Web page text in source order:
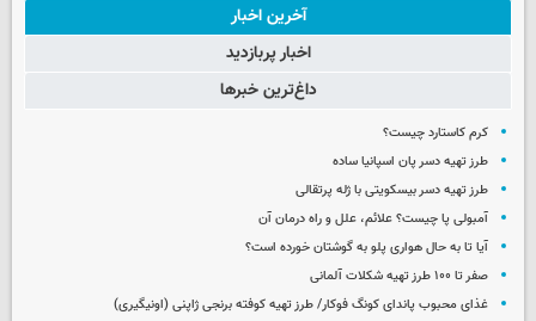
آخرین اخبار
اخبار پربازدید
داغ‌ترین خبرها
کرم کاستارد چیست؟
طرز تهیه دسر پان اسپانیا ساده
طرز تهیه دسر بیسکویتی با ژله پرتقالی
آمبولی پا چیست؟ علائم، علل و راه درمان آن
آیا تا به حال هواری پلو به گوشتان خورده است؟
صفر تا ۱۰۰ طرز تهیه شکلات آلمانی
غذای محبوب پاندای کونگ فوکار/ طرز تهیه کوفته برنجی ژاپنی (اونیگیری)